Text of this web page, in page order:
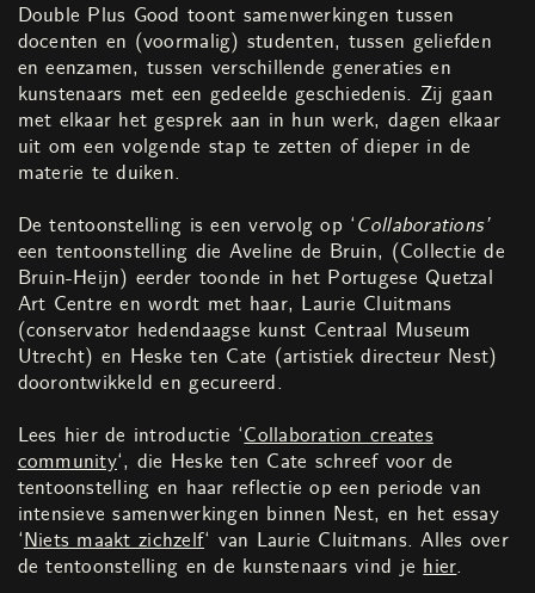
Double Plus Good toont samenwerkingen tussen
docenten en (voormalig) studenten, tussen geliefden
en eenzamen, tussen verschillende generaties en
kunstenaars met een gedeelde geschiedenis. Zij gaan
met elkaar het gesprek aan in hun werk, dagen elkaar
uit om een volgende stap te zetten of dieper in de
materie te duiken.
De tentoonstelling is een vervolg op ‘Collaborations’
een tentoonstelling die Aveline de Bruin, (Collectie de
Bruin-Heijn) eerder toonde in het Portugese Quetzal
Art Centre en wordt met haar, Laurie Cluitmans
(conservator hedendaagse kunst Centraal Museum
Utrecht) en Heske ten Cate (artistiek directeur Nest)
doorontwikkeld en gecureerd.
Lees hier de introductie ‘Collaboration creates
community‘, die Heske ten Cate schreef voor de
tentoonstelling en haar reflectie op een periode van
intensieve samenwerkingen binnen Nest, en het essay
‘Niets maakt zichzelf‘ van Laurie Cluitmans. Alles over
de tentoonstelling en de kunstenaars vind jehier.